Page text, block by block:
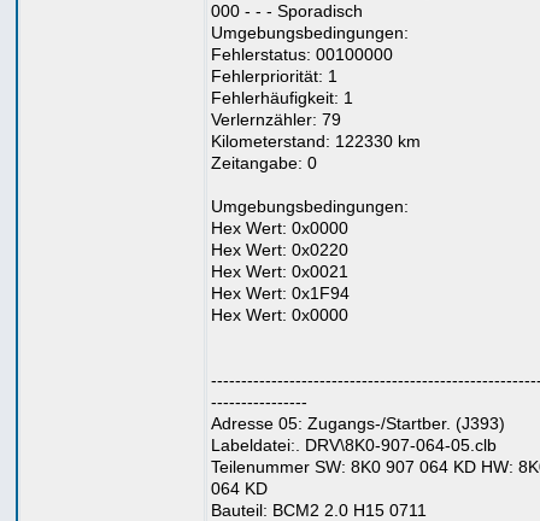
000 - - - Sporadisch
Umgebungsbedingungen:
Fehlerstatus: 00100000
Fehlerpriorität: 1
Fehlerhäufigkeit: 1
Verlernzähler: 79
Kilometerstand: 122330 km
Zeitangabe: 0
Umgebungsbedingungen:
Hex Wert: 0x0000
Hex Wert: 0x0220
Hex Wert: 0x0021
Hex Wert: 0x1F94
Hex Wert: 0x0000
----------------
Adresse 05: Zugangs-/Startber. (J393)
Labeldatei:. DRV\8K0-907-064-05.clb
Teilenummer SW: 8K0 907 064 KD HW:
064 KD
Bauteil: BCM2 2.0 H15 0711